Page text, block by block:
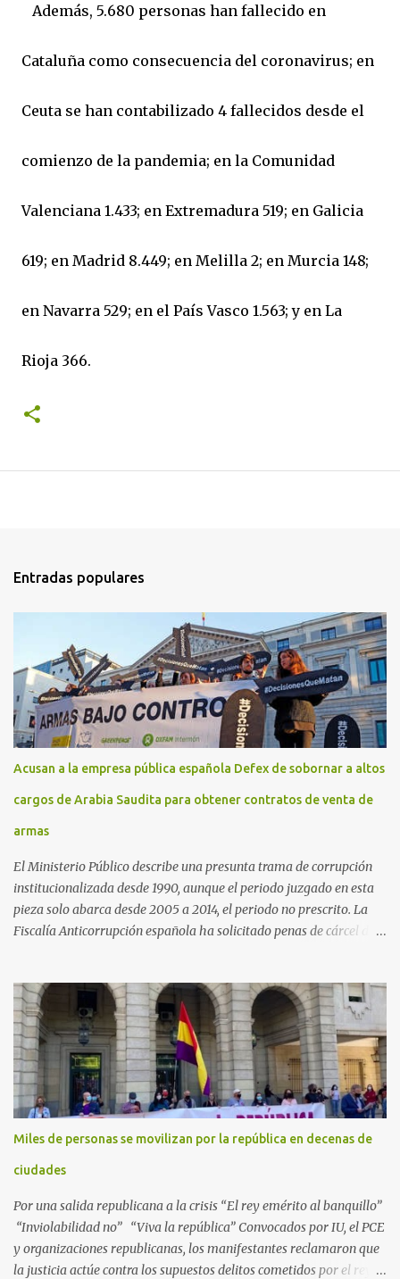
Además, 5.680 personas han fallecido en
Cataluña como consecuencia del coronavirus; en
Ceuta se han contabilizado 4 fallecidos desde el
comienzo de la pandemia; en la Comunidad
Valenciana 1.433; en Extremadura 519; en Galicia
619; en Madrid 8.449; en Melilla 2; en Murcia 148;
en Navarra 529; en el País Vasco 1.563; y en La
Rioja 366.
Entradas populares
Acusan a la empresa pública española Defex de sobornar a altos
cargos de Arabia Saudita para obtener contratos de venta de
armas
El Ministerio Público describe una presunta trama de corrupción
institucionalizada desde 1990, aunque el periodo juzgado en esta
pieza solo abarca desde 2005 a 2014, el periodo no prescrito. La
Fiscalía Anticorrupción española ha solicitado penas de cárcel de
Arabia Saudita a través de la empresa pública española Defex,
disuelta. El fiscal Conrado Saiz describe en su escrito de
conclusiones cómo la empresa pública Defex pagó comisiones
ilegales a diversas autoridades del régimen árabe entre 2005 y
2014, para obtener a cambio la materialización de los contratos. El
Ministerio Público lleva a cabo esta acusación en una de las piezas
separadas del llamado 'caso Defex', que investiga once ventas
ejecutadas en este periodo, y atribuye a José Ignacio Encinas
Charro, presidente de la compañía pública hasta 2013, los
Miles de personas se movilizan por la república en decenas de
ciudades
Por una salida republicana a la crisis “El rey emérito al banquillo”
“Inviolabilidad no” “Viva la república” Convocados por IU, el PCE
y organizaciones republicanas, los manifestantes reclamaron que
la justicia actúe contra los supuestos delitos cometidos por el rey